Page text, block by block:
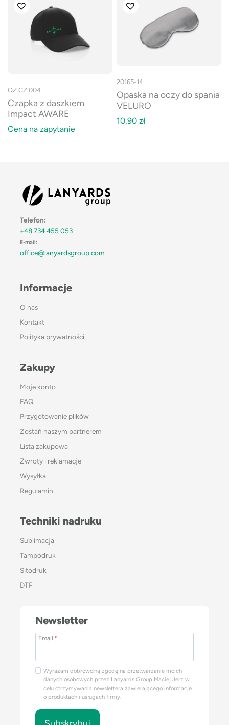
OZ.CZ.004
Czapka z daszkiem
Impact AWARE
Cena na zapytanie
20165-14
Opaska na oczy do spania
VELURO
10,90 zł
Telefon:
+48 734 455 053
E-mail:
office@lanyardsgroup.com
Informacje
O nas
Kontakt
Polityka prywatności
Zakupy
Moje konto
FAQ
Przygotowanie plików
Zostań naszym partnerem
Lista zakupowa
Zwroty i reklamacje
Wysyłka
Regulamin
Techniki nadruku
Sublimacja
Tampodruk
Sitodruk
DTF
Newsletter
Email *
Wyrażam dobrowolną zgodę na przetwarzanie moich
danych osobowych przez Lanyards Group Maciej Jerz w
celu otrzymywania newslettera zawierającego informacje
o produktach i usługach firmy.